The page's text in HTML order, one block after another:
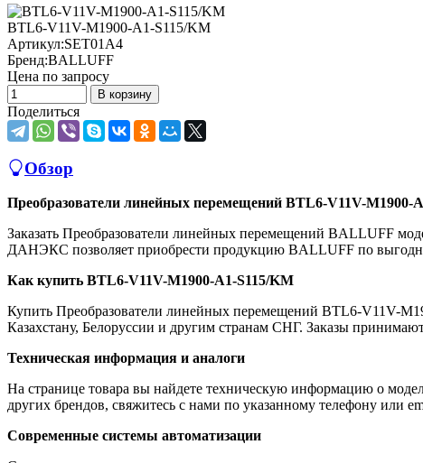
BTL6-V11V-M1900-A1-S115/KM
Артикул:SET01A4
Бренд:BALLUFF
Цена по запросу
В корзину
Поделиться
Обзор
Преобразователи линейных перемещений BTL6-V11V-
Заказать Преобразователи линейных перемещений BALLUFF
ДАНЭКС позволяет приобрести продукцию BALLUFF по
Как купить BTL6-V11V-M1900-A1-S115/KM
Купить Преобразователи линейных перемещений BTL6-V11V-
Казахстану, Белоруссии и другим странам СНГ. Заказы
Техническая информация и аналоги
На странице товара вы найдете техническую информацию о
других брендов, свяжитесь с нами по указанному телефону или
Современные системы автоматизации